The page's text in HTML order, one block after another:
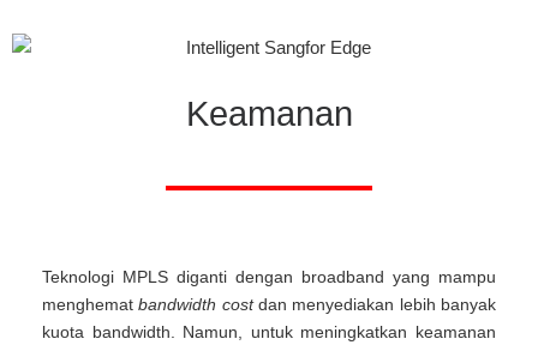
Keamanan
Teknologi MPLS diganti dengan broadband yang mampu
menghematbandwidth costdan menyediakan lebih banyak
kuota bandwidth. Namun, untuk meningkatkan keamanan